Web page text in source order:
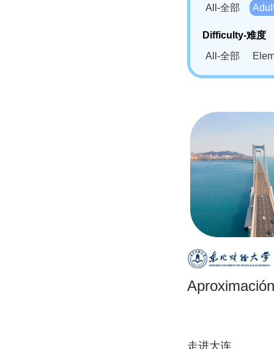
Swahili(SW)-
All-全部
Difficulty-难度
All-全部
走进大连